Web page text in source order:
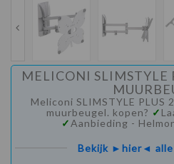
MELICONI SLIMSTYLE
Meliconi SLIMSTYLE PLUS
muurbeugel. kopen? ✓
✓Aanbieding -
Bekijk ►hier◄